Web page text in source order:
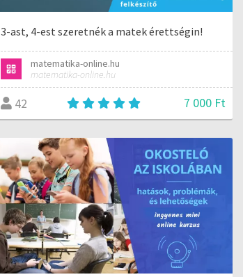
3-ast, 4-est szeretnék a matek érettségin!
matematika-online.hu
matematika-online.hu
42 7 000 Ft